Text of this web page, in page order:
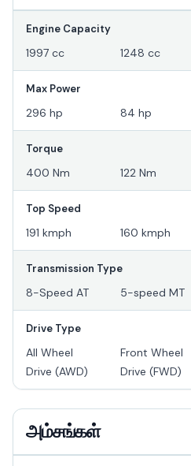
Engine Capacity
1997 cc 1248 cc
Max Power
296 hp 84 hp
Torque
400 Nm 122 Nm
Top Speed
191 kmph 160 kmph
Transmission Type
8-Speed AT 5-speed MT
Drive Type
All Wheel
Drive (AWD)
Front Wheel
Drive (FWD)
அம்சங்கள்